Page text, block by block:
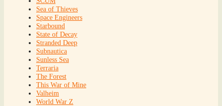
Sea of Thieves
Space Engineers
Starbound
State of Decay
Stranded Deep
Subnautica
Sunless Sea
Terraria
The Forest
This War of Mine
Valheim
World War Z